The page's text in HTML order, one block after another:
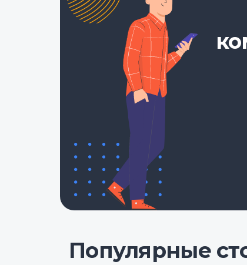
Популярные